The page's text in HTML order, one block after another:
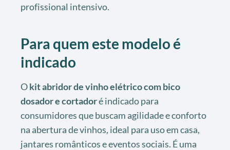
profissional intensivo.
Para quem este modelo é
indicado
Okit abridor de vinho elétrico com bico
dosador e cortadoré indicado para
consumidores que buscam agilidade e conforto
na abertura de vinhos, ideal para uso em casa,
jantares românticos e eventos sociais. É uma